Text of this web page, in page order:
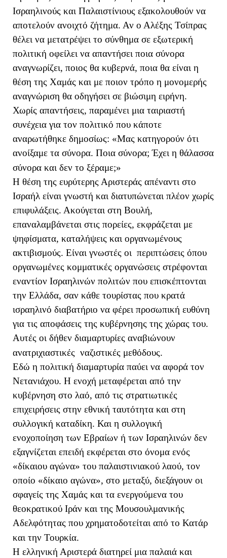
Ισραηλινούς και Παλαιστίνιους εξακολουθούν να
αποτελούν ανοιχτό ζήτημα. Αν ο Αλέξης Τσίπρας
θέλει να μετατρέψει το σύνθημα σε εξωτερική
πολιτική οφείλει να απαντήσει ποια σύνορα
αναγνωρίζει, ποιος θα κυβερνά, ποια θα είναι η
θέση της Χαμάς και με ποιον τρόπο η μονομερής
αναγνώριση θα οδηγήσει σε βιώσιμη ειρήνη.
Χωρίς απαντήσεις, παραμένει μια ταιριαστή
συνέχεια για τον πολιτικό που κάποτε
αναρωτήθηκε δημοσίως: «Μας κατηγορούν ότι
ανοίξαμε τα σύνορα. Ποια σύνορα; Έχει η θάλασσα
σύνορα και δεν το ξέραμε;»
Η θέση της ευρύτερης Αριστεράς απέναντι στο
Ισραήλ είναι γνωστή και διατυπώνεται πλέον χωρίς
επιφυλάξεις. Ακούγεται στη Βουλή,
επαναλαμβάνεται στις πορείες, εκφράζεται με
ψηφίσματα, καταλήψεις και οργανωμένους
ακτιβισμούς. Είναι γνωστές οι περιπτώσεις όπου
οργανωμένες κομματικές οργανώσεις στρέφονται
εναντίον Ισραηλινών πολιτών που επισκέπτονται
την Ελλάδα, σαν κάθε τουρίστας που κρατά
ισραηλινό διαβατήριο να φέρει προσωπική ευθύνη
για τις αποφάσεις της κυβέρνησης της χώρας του.
Αυτές οι δήθεν διαμαρτυρίες αναβιώνουν
ανατριχιαστικές ναζιστικές μεθόδους.
Εδώ η πολιτική διαμαρτυρία παύει να αφορά τον
Νετανιάχου. Η ενοχή μεταφέρεται από την
κυβέρνηση στο λαό, από τις στρατιωτικές
επιχειρήσεις στην εθνική ταυτότητα και στη
συλλογική καταδίκη. Και η συλλογική
ενοχοποίηση των Εβραίων ή των Ισραηλινών δεν
εξαγνίζεται επειδή εκφέρεται στο όνομα ενός
«δίκαιου αγώνα» του παλαιστινιακού λαού, τον
οποίο «δίκαιο αγώνα», στο μεταξύ, διεξάγουν οι
σφαγείς της Χαμάς και τα ενεργούμενα του
θεοκρατικού Ιράν και της Μουσουλμανικής
Αδελφότητας που χρηματοδοτείται από το Κατάρ
και την Τουρκία.
Η ελληνική Αριστερά διατηρεί μια παλαιά και